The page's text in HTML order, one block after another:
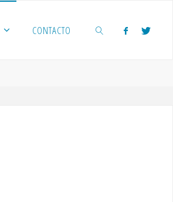
CONTACTO